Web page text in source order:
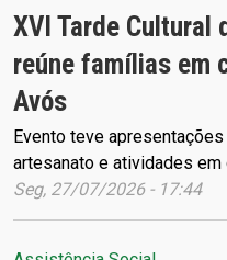
XVI Tarde Cultural
reúne famílias em
Avós
Evento teve
artesanato e atividades
Seg, 27/07/2026 - 17:44